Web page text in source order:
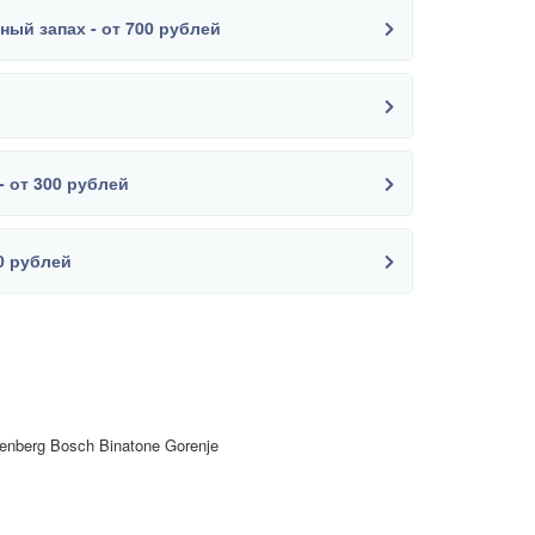
запах - от 700 рублей
от 300 рублей
рублей
Bosch Binatone Gorenje